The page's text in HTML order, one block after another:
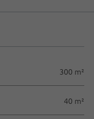
300 m²
40 m²